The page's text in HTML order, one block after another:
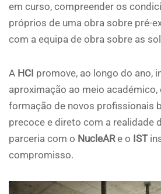
em curso, compreender os
próprios de uma obra sobre pré-
com a equipa de obra sobre as
A HCI promove, ao longo do ano,
aproximação ao meio académico,
formação de novos profissionais
precoce e direto com a realidade
parceria com o NucleARe o IST
compromisso.